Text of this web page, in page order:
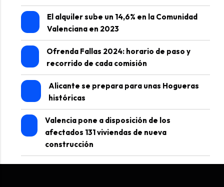
El alquiler sube un 14,6% en la Comunidad
Valenciana en 2023
Ofrenda Fallas 2024: horario de paso y
recorrido de cada comisión
Alicante se prepara para unas Hogueras
históricas
Valencia pone a disposición de los
afectados 131 viviendas de nueva
construcción